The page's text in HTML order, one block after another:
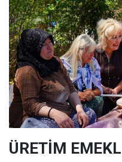
ÜRETİM